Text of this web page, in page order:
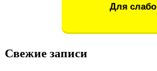
Для
Свежие записи